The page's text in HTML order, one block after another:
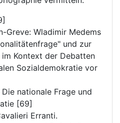
Greve: Wladimir Medems
und zur
im Kontext der Debatten
Sozialdemokratie vor
nationale Frage und
[69]
Erranti.